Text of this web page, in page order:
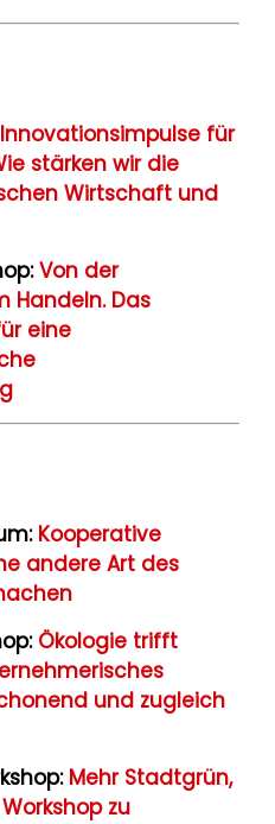
Innovationsimpulse für
stärken wir die
Wirtschaft und
Von der
Handeln. Das
eine
Kooperative
andere Art des
Ökologie trifft
und zugleich
Mehr Stadtgrün,
zu